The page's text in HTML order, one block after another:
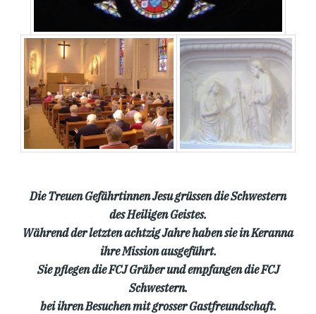
Die Treuen Gefährtinnen Jesu grüssen die Schwestern
des Heiligen Geistes.
Während der letzten achtzig Jahre haben sie in Keranna
ihre Mission ausgeführt.
Sie pflegen die FCJ Gräber und empfangen die FCJ
Schwestern.
bei ihren Besuchen mit grosser Gastfreundschaft.